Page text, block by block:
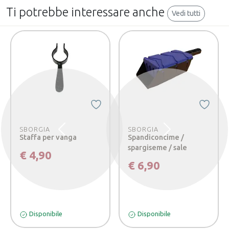
Ti potrebbe interessare anche Vedi tutti
SBORGIA
Staffa per vanga
€ 4,90
Disponibile
SBORGIA
Spandiconcime /
spargiseme / sale
€ 6,90
Disponibile
Precedente Successivo